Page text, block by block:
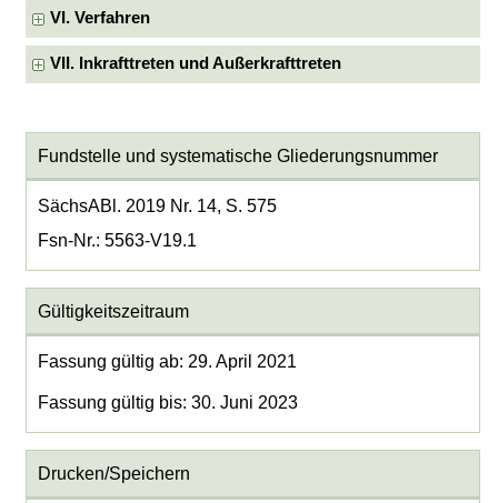
VI. Verfahren
VII. Inkrafttreten und Außerkrafttreten
Fundstelle und systematische Gliederungsnummer
SächsABl. 2019 Nr. 14, S. 575
Fsn-Nr.: 5563-V19.1
Gültigkeitszeitraum
Fassung gültig ab: 29. April 2021
Fassung gültig bis: 30. Juni 2023
Drucken/Speichern